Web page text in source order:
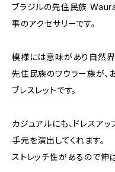
ブラジルの先住民族
事のアクセサリーです。
模様には意味があり自然界
先住民族のワウラー族が、
ブレスレットです。
カジュアルにも、ドレスア
手元を演出してくれます。
ストレッチ性があるので伸